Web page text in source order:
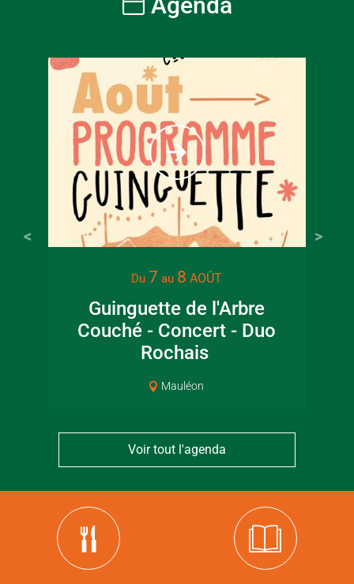
Du 7 au 8 AOÛT
Guinguette de l'Arbre
Couché - Concert - Duo
Rochais
Mauléon
Voir tout l'agenda